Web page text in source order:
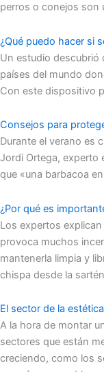
perros o conejos son
¿Qué puedo hacer si
Un estudio descubrió
países del mundo
Con este dispositivo
Consejos para
Durante el verano es
Jordi Ortega, experto
que «una barbacoa
¿Por qué es
Los expertos
provoca muchos
mantenerla limpia y
chispa desde la
El sector de la
A la hora de montar
sectores que están
creciendo, como los